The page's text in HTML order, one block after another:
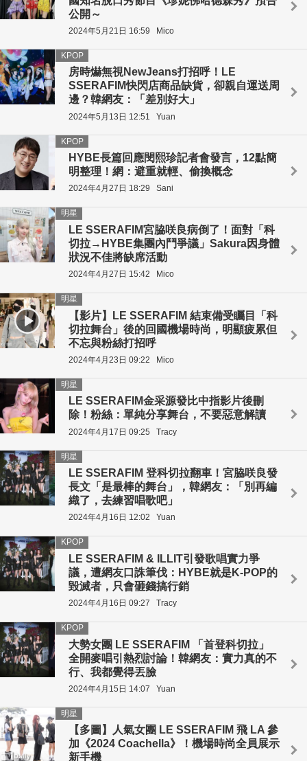
公開～
2024年5月21日 16:59 Mico
房時爀無視NewJeans打招呼！LE
SSERAFIM快閃店商品缺貨，卻親自運送周
邊？韓網友：「差別好大」
KPOP
2024年5月13日 12:51 Yuan
HYBE長篇回應閔熙珍記者會發言，12點簡
明整理！網：避重就輕、偷換概念
KPOP
2024年4月27日 18:29 Sani
LE SSERAFIM宮脇咲良病倒了！面對「科
切拉→HYBE集團內鬥爭議」Sakura因身體
狀況不佳將缺席活動
明星
2024年4月27日 15:42 Mico
【影片】LE SSERAFIM 結束備受矚目「科
切拉舞台」後的回國機場時尚，明顯疲累但
不忘與粉絲打招呼
明星
2024年4月23日 09:22 Mico
LE SSERAFIM金采源發比中指影片後刪
除！粉絲：單純分享舞台，不要惡意解讀
明星
2024年4月17日 09:25 Tracy
LE SSERAFIM 登科切拉翻車！宮脇咲良發
長文「是最棒的舞台」，韓網友：「別再編
織了，去練習唱歌吧」
明星
2024年4月16日 12:02 Yuan
LE SSERAFIM & ILLIT引發歌唱實力爭
議，遭網友口誅筆伐：HYBE就是K-POP的
毀滅者，只會砸錢搞行銷
KPOP
2024年4月16日 09:27 Tracy
大勢女團 LE SSERAFIM 「首登科切拉」
全開麥唱引熱烈討論！韓網友：實力真的不
行、我都覺得丟臉
KPOP
2024年4月15日 14:07 Yuan
【多圖】人氣女團 LE SSERAFIM 飛 LA 參
加《2024 Coachella 》！機場時尚全員展示
新手機
明星